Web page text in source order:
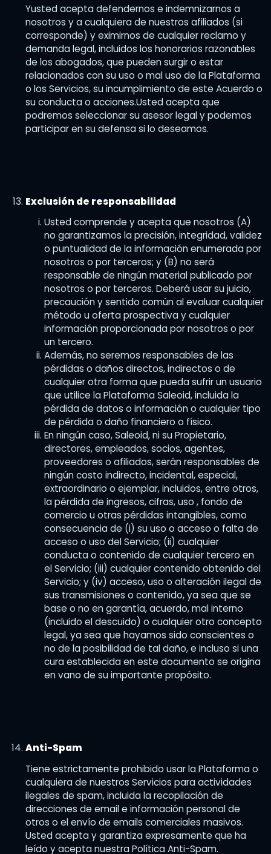
Yusted acepta defendernos e indemnizarnos a
nosotros y a cualquiera de nuestros afiliados (si
corresponde) y eximirnos de cualquier reclamo y
demanda legal, incluidos los honorarios razonables
de los abogados, que pueden surgir o estar
relacionados con su uso o mal uso de la Plataforma
o los Servicios, su incumplimiento de este Acuerdo o
su conducta o acciones.Usted acepta que
podremos seleccionar su asesor legal y podemos
participar en su defensa si lo deseamos.
Exclusión de responsabilidad
Usted comprende y acepta que nosotros (A)
no garantizamos la precisión, integridad, validez
o puntualidad de la información enumerada por
nosotros o por terceros; y (B) no será
responsable de ningún material publicado por
nosotros o por terceros. Deberá usar su juicio,
precaución y sentido común al evaluar cualquier
método u oferta prospectiva y cualquier
información proporcionada por nosotros o por
un tercero.
Además, no seremos responsables de las
pérdidas o daños directos, indirectos o de
cualquier otra forma que pueda sufrir un usuario
que utilice la Plataforma Saleoid, incluida la
pérdida de datos o información o cualquier tipo
de pérdida o daño financiero o físico.
En ningún caso, Saleoid, ni su Propietario,
directores, empleados, socios, agentes,
proveedores o afiliados, serán responsables de
ningún costo indirecto, incidental, especial,
extraordinario o ejemplar, incluidos, entre otros,
la pérdida de ingresos, cifras, uso , fondo de
comercio u otras pérdidas intangibles, como
consecuencia de (i) su uso o acceso o falta de
acceso o uso del Servicio; (ii) cualquier
conducta o contenido de cualquier tercero en
el Servicio; (iii) cualquier contenido obtenido del
Servicio; y (iv) acceso, uso o alteración ilegal de
sus transmisiones o contenido, ya sea que se
base o no en garantía, acuerdo, mal interno
(incluido el descuido) o cualquier otro concepto
legal, ya sea que hayamos sido conscientes o
no de la posibilidad de tal daño, e incluso si una
cura establecida en este documento se origina
en vano de su importante propósito.
Anti-Spam
Tiene estrictamente prohibido usar la Plataforma o
cualquiera de nuestros Servicios para actividades
ilegales de spam, incluida la recopilación de
direcciones de email e información personal de
otros o el envío de emails comerciales masivos.
Usted acepta y garantiza expresamente que ha
leído y acepta nuestra Política Anti-Spam.